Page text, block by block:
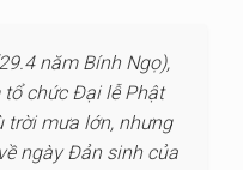
năm Bính Ngọ),
tổ chức Đại lễ Phật
trời mưa lớn, nhưng
ngày Đản sinh của